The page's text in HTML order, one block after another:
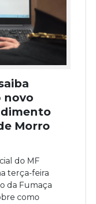
novo
Morro
do MF
terça-feira
da Fumaça
como